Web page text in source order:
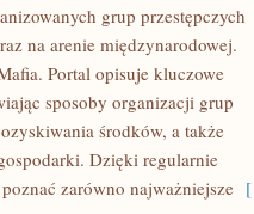
grup przestępczych
na arenie międzynarodowej.
Portal opisuje kluczowe
sposoby organizacji grup
środków, a także
Dzięki regularnie
zarówno najważniejsze [